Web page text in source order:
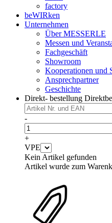
factory
beWIRken
Unternehmen
Über MESSERLE
Messen und
Fachgeschäft
Showroom
Kooperationen und
Ansprechpartner
Geschichte
Direkt- bestellung
-
+
VPE
Kein Artikel gefunden
Artikel wurde zum